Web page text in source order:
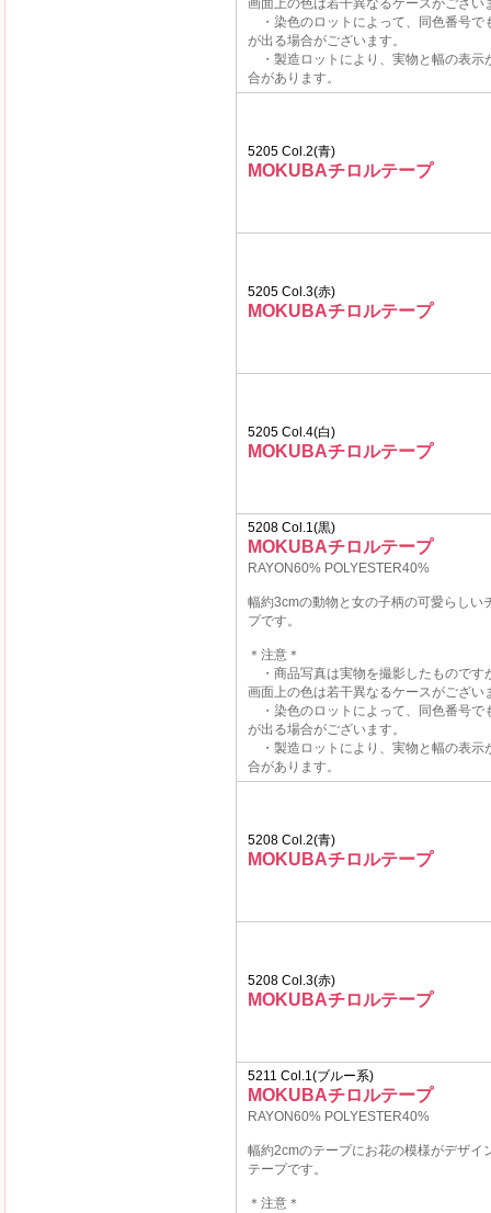
画面上の色は若干異なるケースがござい
・染色のロットによって、同色番号で
が出る場合がございます。
・製造ロットにより、実物と幅の表示
合があります。
5205 Col.2(青)
MOKUBAチロルテープ
5205 Col.3(赤)
MOKUBAチロルテープ
5205 Col.4(白)
MOKUBAチロルテープ
5208 Col.1(黒)
MOKUBAチロルテープ
RAYON60% POLYESTER40%
幅約3cmの動物と女の子柄の可愛らしい
プです。
＊注意＊
・商品写真は実物を撮影したものです
画面上の色は若干異なるケースがござい
・染色のロットによって、同色番号で
が出る場合がございます。
・製造ロットにより、実物と幅の表示
合があります。
5208 Col.2(青)
MOKUBAチロルテープ
5208 Col.3(赤)
MOKUBAチロルテープ
5211 Col.1(ブルー系)
MOKUBAチロルテープ
RAYON60% POLYESTER40%
幅約2cmのテープにお花の模様がデザイ
テープです。
＊注意＊